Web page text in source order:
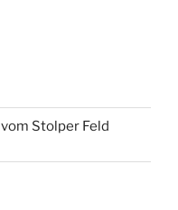
Stolper Feld